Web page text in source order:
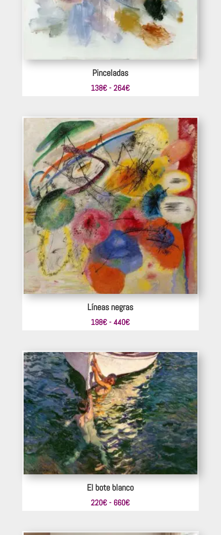
Pinceladas
138€ - 264€Rango
desde
138€
hasta
264€
Líneas negras
198€ - 440€Rango
desde
198€
hasta
440€
El bote blanco
220€ - 660€Rango